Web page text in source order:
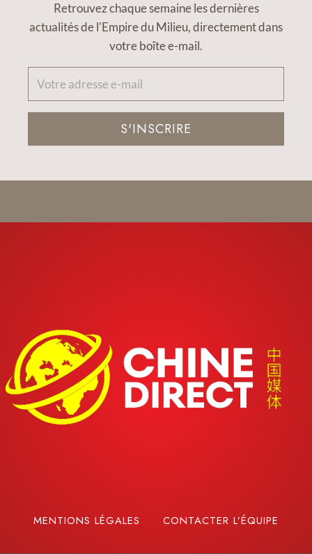
Retrouvez chaque semaine les dernières
actualités de l'Empire du Milieu, directement dans
votre boîte e-mail.
S'INSCRIRE
MENTIONS LÉGALES CONTACTER L’ÉQUIPE